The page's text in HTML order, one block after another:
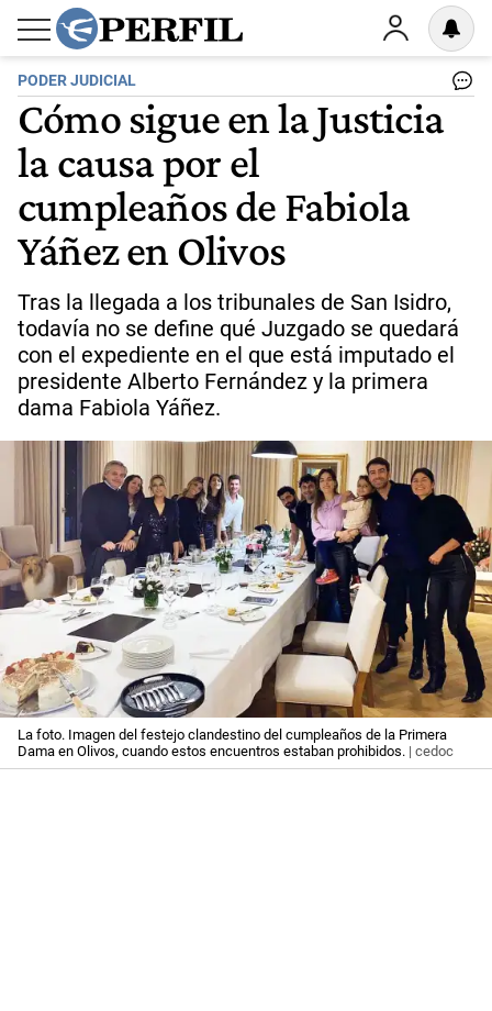
PODER JUDICIAL
Cómo sigue en la Justicia
la causa por el
cumpleaños de Fabiola
Yáñez en Olivos
Tras la llegada a los tribunales de San Isidro,
todavía no se define qué Juzgado se quedará
con el expediente en el que está imputado el
presidente Alberto Fernández y la primera
dama Fabiola Yáñez.
La foto. Imagen del festejo clandestino del cumpleaños de la Primera
Dama en Olivos, cuando estos encuentros estaban prohibidos. | cedoc